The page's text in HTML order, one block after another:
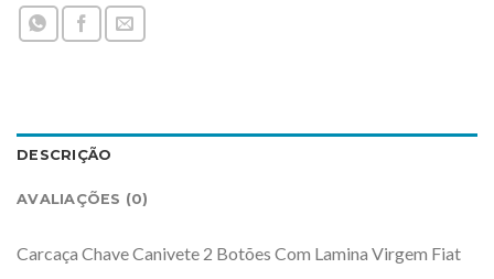
DESCRIÇÃO
AVALIAÇÕES (0)
Carcaça Chave Canivete 2 Botões Com Lamina Virgem Fiat